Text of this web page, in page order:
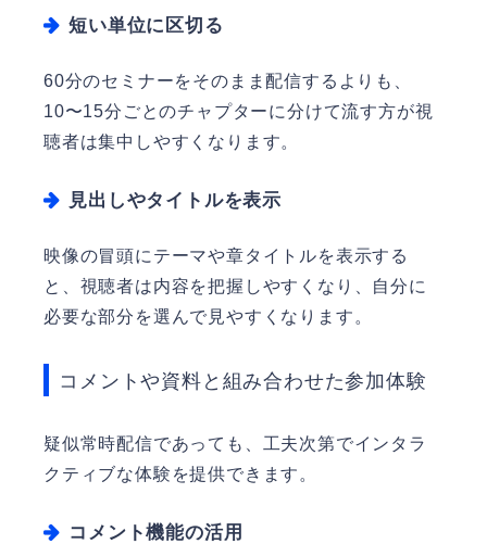
短い単位に区切る
60分のセミナーをそのまま配信するよりも、
10〜15分ごとのチャプターに分けて流す方が視
聴者は集中しやすくなります。
見出しやタイトルを表示
映像の冒頭にテーマや章タイトルを表示する
と、視聴者は内容を把握しやすくなり、自分に
必要な部分を選んで見やすくなります。
コメントや資料と組み合わせた参加体験
疑似常時配信であっても、工夫次第でインタラ
クティブな体験を提供できます。
コメント機能の活用